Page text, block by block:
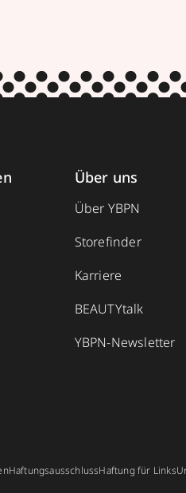
Über uns
Über YBPN
Storefinder
Karriere
BEAUTYtalk
YBPN-Newsletter
HaftungsausschlussHaftung für Links